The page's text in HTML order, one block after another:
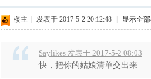
楼主 发表于 2017-5-2 20:12:48 显示全
Saylikes 发表于 2017-5-2 08:03
快，把你的姑娘清单交出来